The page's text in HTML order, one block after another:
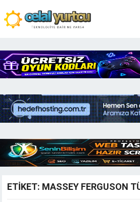
ETIKET: MASSEY FERGUSON